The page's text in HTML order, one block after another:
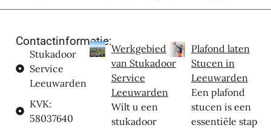
Contactinformatie:
Stukadoor
Service
Leeuwarden
KVK:
58037640
Werkgebied
van Stukadoor
Service
Leeuwarden
Wilt u een
stukadoor
Plafond laten
Stucen in
Leeuwarden
Een plafond
stucen is een
essentiële stap